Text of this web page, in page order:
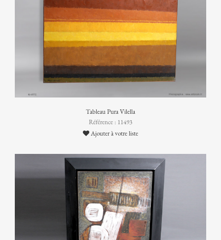
Tableau Pura Vilella
Référence : 11493
Ajouter à votre liste